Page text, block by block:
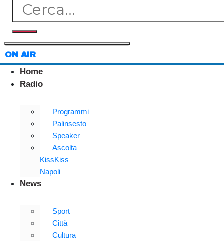
ON AIR
Home
Radio
Programmi
Palinsesto
Speaker
Ascolta
KissKiss
Napoli
News
Sport
Città
Cultura